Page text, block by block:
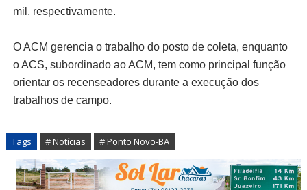
mil, respectivamente.
O ACM gerencia o trabalho do posto de coleta, enquanto
o ACS, subordinado ao ACM, tem como principal função
orientar os recenseadores durante a execução dos
trabalhos de campo.
Tags # Notícias # Ponto Novo-BA